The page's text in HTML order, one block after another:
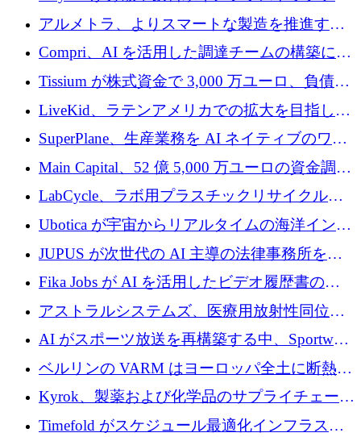
プラットフォームを拡張するために 242 万ユ
ーロを調達
アルメトラ、よりスマートな製造を推進する
ためにシリーズ A で 1,630 万ユーロを確保
Compri、AI を活用した調達チームの構築に
320 万ユーロを確保
Tissium が株式資金で 3,000 万ユーロ、負債で
3,000 万ユーロを調達
LiveKid、ラテンアメリカでの拡大を目指して
Aldea を買収
SuperPlane、生産業務を AI ネイティブのワー
クフロー層に変えるために 260 万ドルを確保
Main Capital、52 億 5,000 万ユーロの資金調達
でエンタープライズ ソフトウェアの開発を倍
LabCycle、ラボ用プラスチックリサイクルシ
ステムを商業化し、焼却廃棄物を削減するた
めに43万ポンドを確保
Ubotica が宇宙からリアルタイムの海洋インテ
リジェンスを拡張するために 1,100 万ドルを
JUPUS が次世代の AI 主導の法律事務所を強
化するために 1,300 万ユーロを調達
Fika Jobs が AI を活用したビデオ履歴書のた
めに 400 万ドルを調達
アストラルシステムズ、医療用放射性同位元
素の世界的な不足に対処するために2,300万ポ
ンドを調達
AI がスポーツ放送を再構築する中、Sportway
が 2,000 万ユーロを調達
ベルリンの VARM はヨーロッパ全土に断熱材
を拡張するために 1,750 万ユーロを投資
Kyrok、製薬および化学品のサプライチェーン
に AI を導入するために 310 万ユーロを確保
Timefold がスケジュール最適化インフラスト